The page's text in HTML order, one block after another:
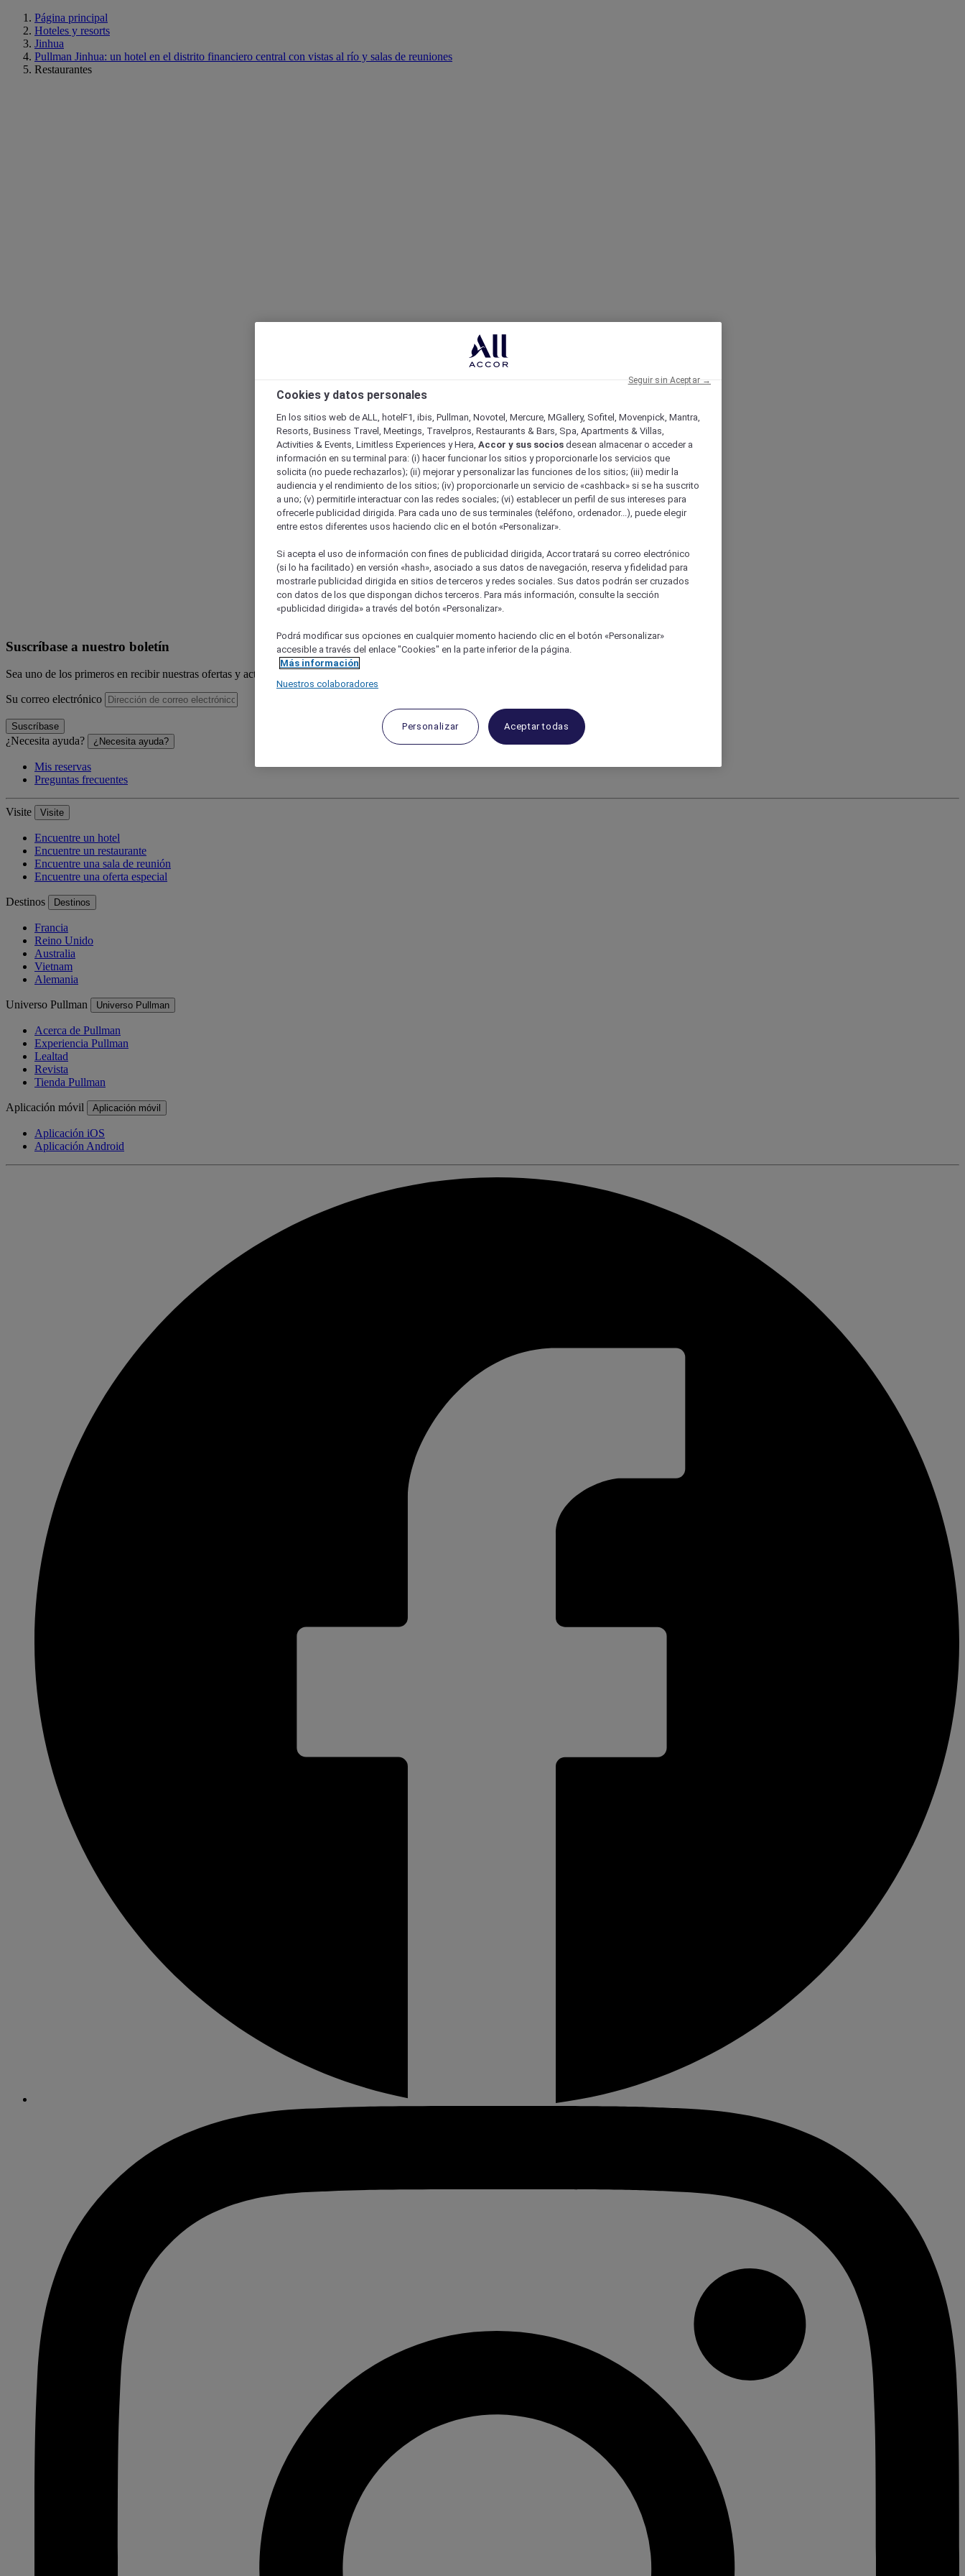
Página principal
Hoteles y resorts
Jinhua
Pullman Jinhua: un hotel en el distrito financiero central con vistas al río y salas de reuniones
Restaurantes
Suscríbase a nuestro boletín
Sea uno de los primeros en recibir nuestras ofertas y actualizaciones.
Su correo electrónico
Suscríbase
¿Necesita ayuda? ¿Necesita ayuda?
Mis reservas
Preguntas frecuentes
Visite Visite
Encuentre un hotel
Encuentre un restaurante
Encuentre una sala de reunión
Encuentre una oferta especial
Destinos Destinos
Francia
Reino Unido
Australia
Vietnam
Alemania
Universo Pullman Universo Pullman
Acerca de Pullman
Experiencia Pullman
Lealtad
Revista
Tienda Pullman
Aplicación móvil Aplicación móvil
Aplicación iOS
Aplicación Android
Cookies y datos personales
En los sitios web de ALL, hotelF1, ibis, Pullman, Novotel, Mercure, MGallery, Sofitel, Movenpick, Mantra,
Resorts, Business Travel, Meetings, Travelpros, Restaurants & Bars, Spa, Apartments & Villas,
Activities & Events, Limitless Experiences y Hera, Accor y sus socios desean almacenar o acceder a
información en su terminal para: (i) hacer funcionar los sitios y proporcionarle los servicios que
solicita (no puede rechazarlos); (ii) mejorar y personalizar las funciones de los sitios; (iii) medir la
audiencia y el rendimiento de los sitios; (iv) proporcionarle un servicio de «cashback» si se ha suscrito
a uno; (v) permitirle interactuar con las redes sociales; (vi) establecer un perfil de sus intereses para
ofrecerle publicidad dirigida. Para cada uno de sus terminales (teléfono, ordenador...), puede elegir
entre estos diferentes usos haciendo clic en el botón «Personalizar».
Si acepta el uso de información con fines de publicidad dirigida, Accor tratará su correo electrónico
(si lo ha facilitado) en versión «hash», asociado a sus datos de navegación, reserva y fidelidad para
mostrarle publicidad dirigida en sitios de terceros y redes sociales. Sus datos podrán ser cruzados
con datos de los que dispongan dichos terceros. Para más información, consulte la sección
«publicidad dirigida» a través del botón «Personalizar».
Podrá modificar sus opciones en cualquier momento haciendo clic en el botón «Personalizar»
accesible a través del enlace "Cookies" en la parte inferior de la página.
Más información
Nuestros colaboradores
Personalizar Aceptar todas
Seguir sin Aceptar →